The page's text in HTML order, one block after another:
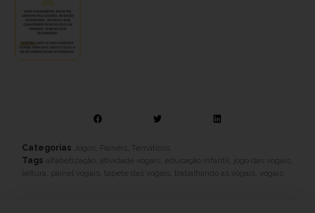
Categorias Jogos Painéis
Temáticos
Tags
alfabetização atividade vogais educação infantil jogo das vogais
leitura painel vogais tapete das vogais trabalhando as vogais vogais